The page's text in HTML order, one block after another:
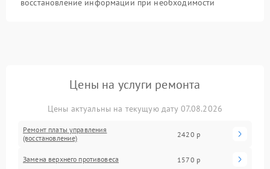
восстановление информации при необходимости
Цены на услуги ремонта
Цены актуальны на текущую дату 07.08.2026
Ремонт платы управления
(восстановление)
2420 р
Замена верхнего противовеса 1570 р